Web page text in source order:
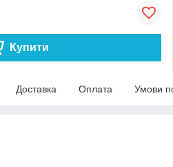
Купити
Доставка Оплата Умови